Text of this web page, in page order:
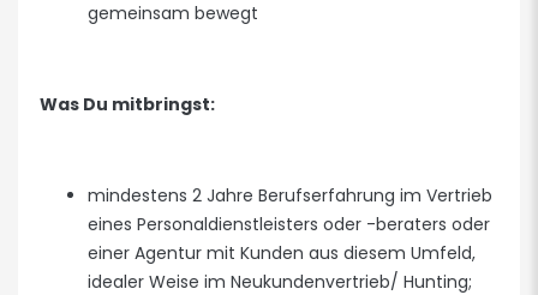
gemeinsam bewegt
Was Du mitbringst:
mindestens 2 Jahre Berufserfahrung im Vertrieb
eines Personaldienstleisters oder -beraters oder
einer Agentur mit Kunden aus diesem Umfeld,
idealer Weise im Neukundenvertrieb/ Hunting;